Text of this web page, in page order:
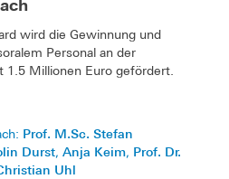
wird die Gewinnung und
Personal an der
1.5 Millionen Euro gefördert.
Prof. M.Sc. Stefan
Durst, Anja Keim, Prof. Dr.
Uhl